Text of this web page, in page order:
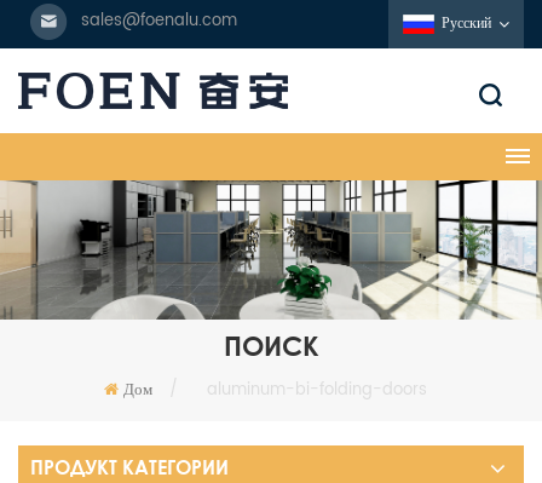
sales@foenalu.com Русский
ПОИСК
Дом / aluminum-bi-folding-doors
ПРОДУКТ КАТЕГОРИИ